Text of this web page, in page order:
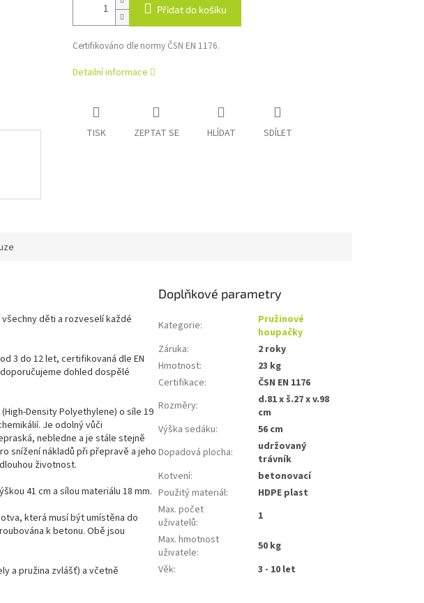
Přidat do košíku
Certifikováno dle normy ČSN EN 1176.
Detailní informace
TISK ZEPTAT SE HLÍDAT SDÍLET
děti a rozveselí každé
od 3 do 12let, certifikovaná dle EN
dohled dospělé
(High-Density Polyethylene) o síle 19
Je odolný vůči
nebledne a je stále stejně
snížení nákladů při přepravě a jeho
životnost.
41 cm a sílou materiálu 18 mm.
která musí být umístěna do
k betonu. Obě jsou
a pružina zvlášť) a včetně
Doplňkové parametry
Kategorie:
Pružinové
houpačky
Záruka:
2 roky
Hmotnost:
23 kg
Certifikace:
ČSN EN 1176
Rozměry:
d.81 x š.27 x v.98
cm
Výška sedáku:
56 cm
Dopadová plocha:
udržovaný
trávník
Kotvení:
betonovací
Použitý materiál:
HDPE plast
Max. počet
uživatelů:
1
Max. hmotnost
uživatele:
50 kg
Věk: 3 - 10 let